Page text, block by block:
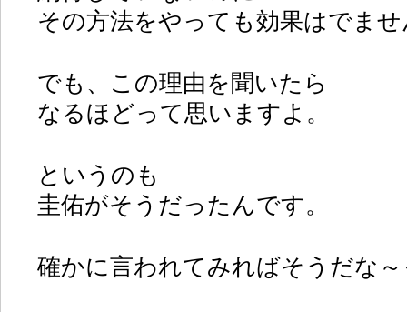
その方法をやっても効果はでま
でも、この理由を聞いたら
なるほどって思いますよ。
というのも
圭佑がそうだったんです。
確かに言われてみればそうだな